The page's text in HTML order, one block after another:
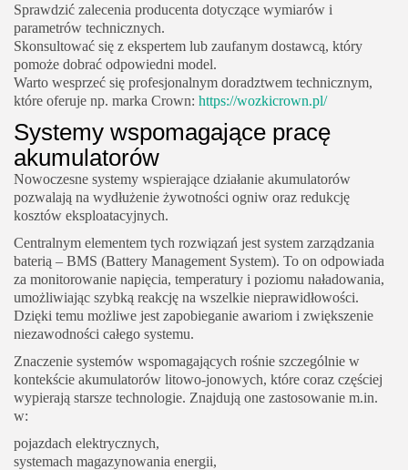
Sprawdzić zalecenia producenta dotyczące wymiarów i
parametrów technicznych.
Skonsultować się z ekspertem lub zaufanym dostawcą, który
pomoże dobrać odpowiedni model.
Warto wesprzeć się profesjonalnym doradztwem technicznym,
które oferuje np. marka Crown: https://wozkicrown.pl/
Systemy wspomagające pracę
akumulatorów
Nowoczesne systemy wspierające działanie akumulatorów
pozwalają na wydłużenie żywotności ogniw oraz redukcję
kosztów eksploatacyjnych.
Centralnym elementem tych rozwiązań jest system zarządzania
baterią – BMS (Battery Management System). To on odpowiada
za monitorowanie napięcia, temperatury i poziomu naładowania,
umożliwiając szybką reakcję na wszelkie nieprawidłowości.
Dzięki temu możliwe jest zapobieganie awariom i zwiększenie
niezawodności całego systemu.
Znaczenie systemów wspomagających rośnie szczególnie w
kontekście akumulatorów litowo-jonowych, które coraz częściej
wypierają starsze technologie. Znajdują one zastosowanie m.in.
w:
pojazdach elektrycznych,
systemach magazynowania energii,